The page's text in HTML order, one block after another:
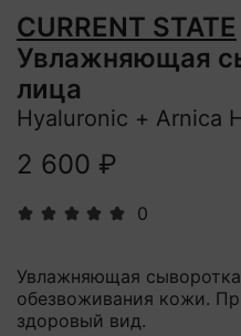
0
CURRENT STATE
Увлажняющая
лица
Hyaluronic + Arnica
2 600 ₽
Увлажняющая
обезвоживания кожи.
здоровый вид.